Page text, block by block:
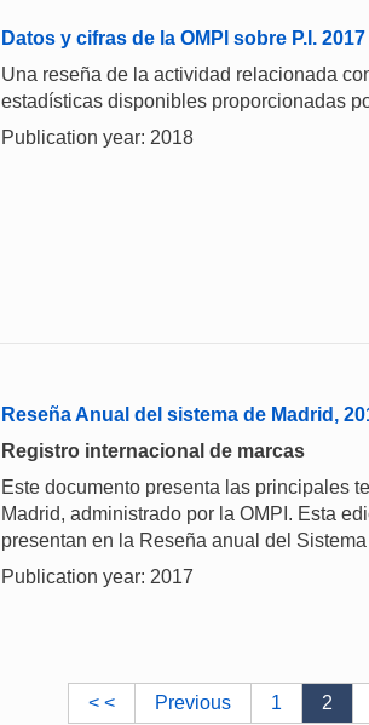
Datos y cifras de la OMPI sobre P.I. 2017
Una reseña de la actividad relacionada
estadísticas disponibles proporcionadas
Publication year: 2018
Reseña Anual del sistema de Madrid,
Registro internacional de marcas
Este documento presenta las principales
Madrid, administrado por la OMPI. Esta
presentan en la Reseña anual del
Publication year: 2017
< < Previous 1 2